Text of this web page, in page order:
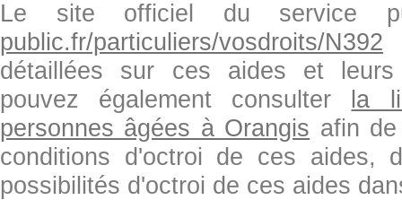
Le site officiel du service
public.fr/particuliers/vosdroits/N392
détaillées sur ces aides et leurs
pouvez également consulter la
personnes âgées à Orangis afin
conditions d'octroi de ces aides,
possibilités d'octroi de ces aides